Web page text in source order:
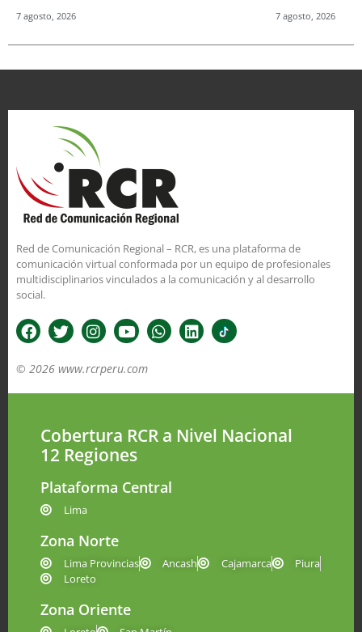
7 agosto, 2026 7 agosto, 2026
Red de Comunicación Regional – RCR, es una plataforma de
comunicación virtual conformada por un equipo de profesionales
multidisciplinarios vinculados a la comunicación y al desarrollo
social.
© 2026 www.rcrperu.com
Cobertura RCR a Nivel Nacional
12 Regiones
Plataforma Central
Lima
Zona Norte
Lima Provincias Ancash Cajamarca
Piura
Loreto
Zona Oriente